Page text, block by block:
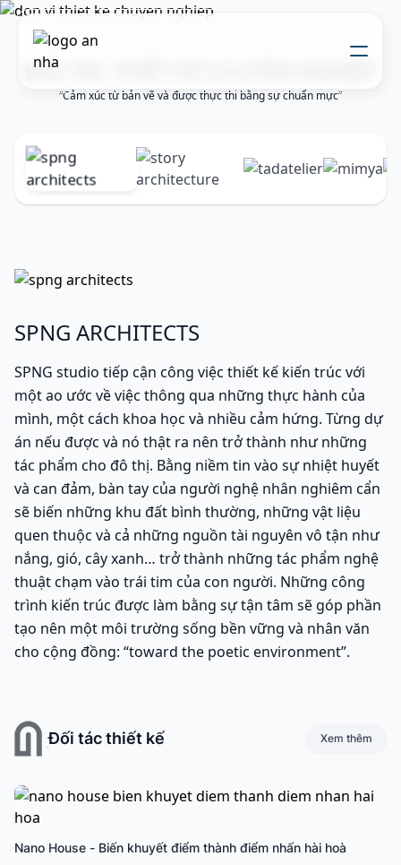
Dự án
Nhật kí thi công
Mẫu nhà
Liên hệ
ĐỐI TÁC THIẾT KẾ CHUYÊN NGHIỆP
“Cảm xúc từ bản vẽ và được thực thi bằng sự chuẩn mực”
SPNG ARCHITECTS
SPNG studio tiếp cận công việc thiết kế kiến trúc với
một ao ước về việc thông qua những thực hành của
mình, một cách khoa học và nhiều cảm hứng. Từng dự
án nếu được và nó thật ra nên trở thành như những
tác phẩm cho đô thị. Bằng niềm tin vào sự nhiệt huyết
và can đảm, bàn tay của người nghệ nhân nghiêm cẩn
sẽ biến những khu đất bình thường, những vật liệu
quen thuộc và cả những nguồn tài nguyên vô tận như
nắng, gió, cây xanh… trở thành những tác phẩm nghệ
thuật chạm vào trái tim của con người. Những công
trình kiến trúc được làm bằng sự tận tâm sẽ góp phần
tạo nên một môi trường sống bền vững và nhân văn
cho cộng đồng: “toward the poetic environment”.
Đối tác thiết kế Xem thêm
Nano House - Biến khuyết điểm thành điểm nhấn hài hoà